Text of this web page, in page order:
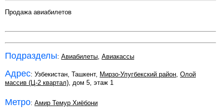
Продажа авиабилетов
Подразделы: Авиабилеты, Авиакассы
Адрес: Узбекистан, Ташкент, Мирзо-Улугбекский район, Олой
массив (Ц-2 квартал), дом 5, этаж 1
Метро: Амир Темур Хиёбони